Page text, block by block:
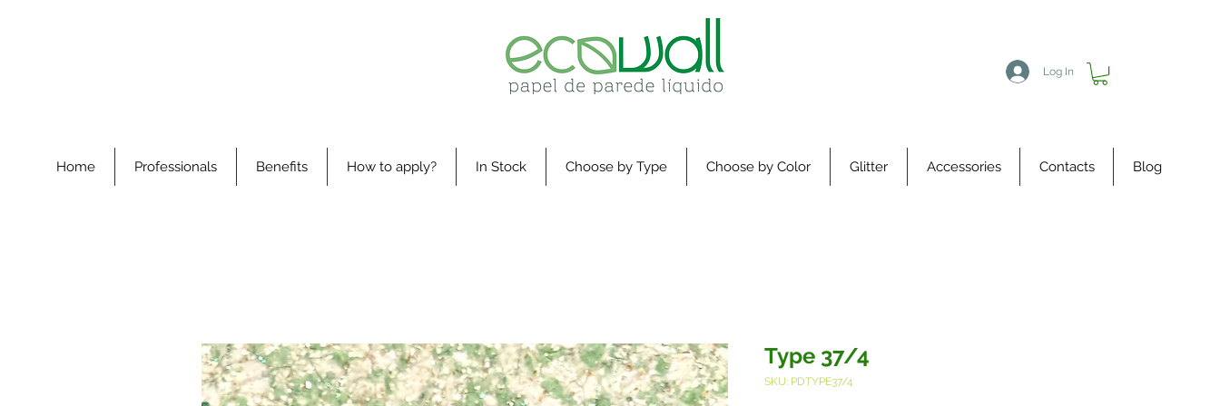
Log In
Home Professionals Benefits How to apply? In Stock Choose by Type Choose by Color Glitter Accessories Contacts Blog
Type 37/4
SKU: PDTYPE37/4